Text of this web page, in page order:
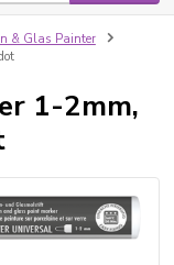
& Glas Painter
1-2mm,